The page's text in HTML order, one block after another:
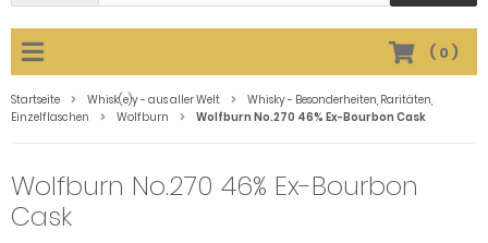
( 0)
Startseite Whisk(e)y - aus aller Welt
Whisky - Besonderheiten, Raritäten,
Einzelflaschen
Wolfburn Wolfburn No.270 46% Ex-Bourbon Cask
Wolfburn No.270 46% Ex-Bourbon
Cask